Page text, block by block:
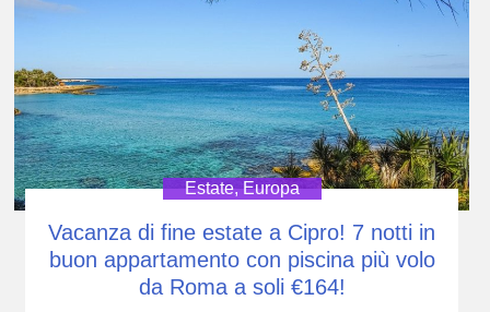
Estate,Europa
Vacanza di fine estate a Cipro! 7 notti in
buon appartamento con piscina più volo
da Roma a soli €164!